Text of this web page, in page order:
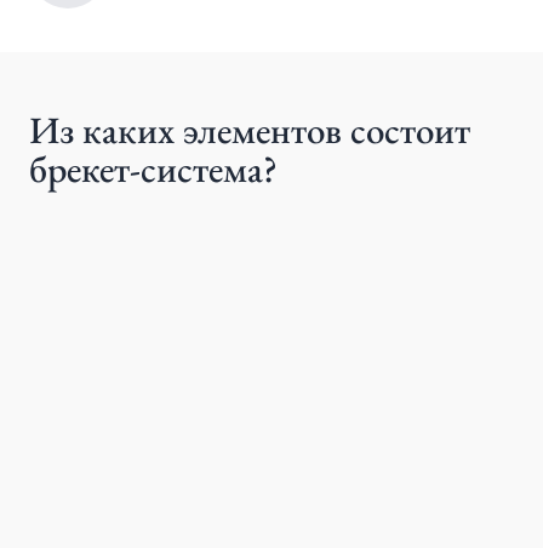
Из каких элементов состоит
брекет-система?